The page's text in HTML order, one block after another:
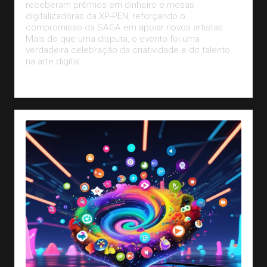
receberam prêmios em dinheiro e mesas
digitalizadoras da XP-PEN, reforçando o
compromisso da SAGA em apoiar novos artistas.
Mais do que uma disputa, o evento foi uma
verdadeira celebração da criatividade e do talento
na arte digital.